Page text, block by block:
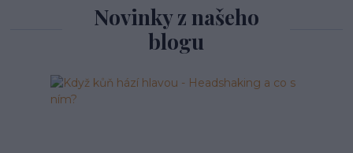
Novinky z našeho
blogu